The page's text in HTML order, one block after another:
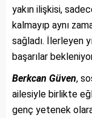
yakın ilişkisi,
kalmayıp aynı
sağladı. İlerleyen
başarılar
Berkcan Güven,
ailesiyle birlikte
genç yetenek